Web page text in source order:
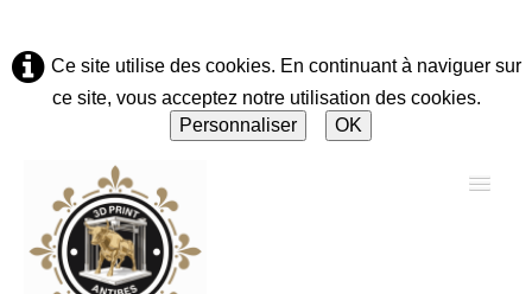
Ce site utilise des cookies. En continuant à naviguer sur
ce site, vous acceptez notre utilisation des cookies.
Personnaliser
OK